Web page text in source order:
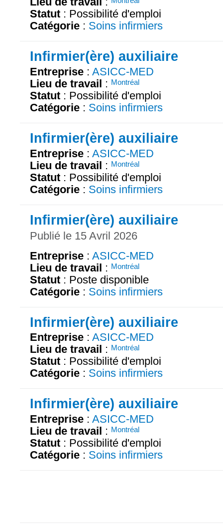
Statut : Possibilité d'emploi
Catégorie : Soins infirmiers
Infirmier(ère) auxiliaire
Entreprise : ASICC-MED
Lieu de travail : Montréal
Statut : Possibilité d'emploi
Catégorie : Soins infirmiers
Infirmier(ère) auxiliaire
Entreprise : ASICC-MED
Lieu de travail : Montréal
Statut : Possibilité d'emploi
Catégorie : Soins infirmiers
Infirmier(ère) auxiliaire
Publié le 15 Avril 2026
Entreprise : ASICC-MED
Lieu de travail : Montréal
Statut : Poste disponible
Catégorie : Soins infirmiers
Infirmier(ère) auxiliaire
Entreprise : ASICC-MED
Lieu de travail : Montréal
Statut : Possibilité d'emploi
Catégorie : Soins infirmiers
Infirmier(ère) auxiliaire
Entreprise : ASICC-MED
Lieu de travail : Montréal
Statut : Possibilité d'emploi
Catégorie : Soins infirmiers